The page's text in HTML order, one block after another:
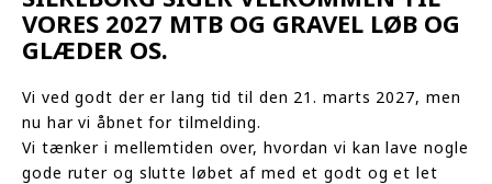
VORES 2027 MTB OG GRAVEL LØB OG
GLÆDER OS.
Vi ved godt der er lang tid til den 21. marts 2027, men
nu har vi åbnet for tilmelding.
Vi tænker i mellemtiden over, hvordan vi kan lave nogle
gode ruter og slutte løbet af med et godt og et let